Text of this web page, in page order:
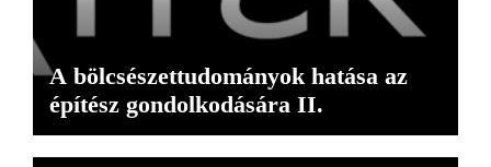
A bölcsészettudományok hatása az
építész gondolkodására II.